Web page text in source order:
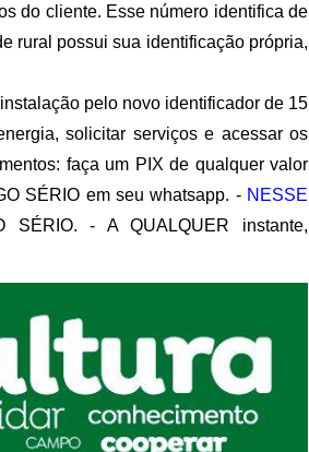
do cliente. Esse número identifica de
rural possui sua identificação própria,
pelo novo identificador de 15
solicitar serviços e acessar os
faça um PIX de qualquer valor
SÉRIO em seu whatsapp. - NESSE
SÉRIO. - A QUALQUER instante,